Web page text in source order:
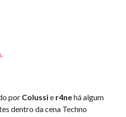
.
por Colussie r4nehá algum
dentro da cena Techno